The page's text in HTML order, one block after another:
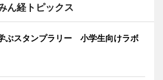
ん経トピックス
ぶスタンプラリー 小学生向けラボ